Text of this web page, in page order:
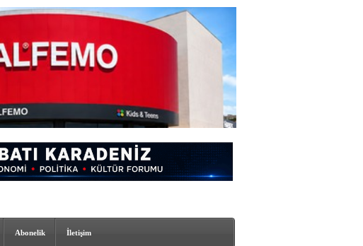
Abonelik İletişim